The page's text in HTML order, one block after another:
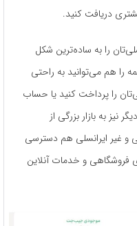
دریافت کنید.
را به ساده‌ترین شکل
را هم می‌توانید به ‌راحتی
را پرداخت کنید یا حساب
نیز به بازار بزرگی از
و غیر ایرانسلی هم دسترسی
فروشگاهی و خدمات آنلاین